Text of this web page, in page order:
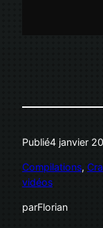
Publié4 janvier
Compilations,
vidéos
parFlorian